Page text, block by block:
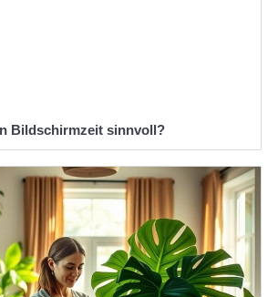
Bildschirmzeit sinnvoll?